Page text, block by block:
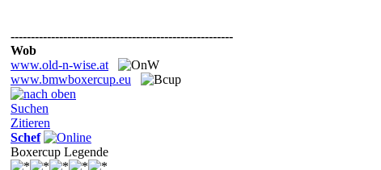
-------------------------------------------------------
Wob
www.old-n-wise.at
www.bmwboxercup.eu
Suchen
Zitieren
Schef
Boxercup Legende